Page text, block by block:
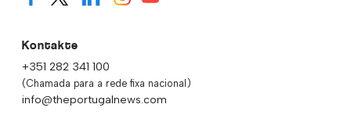
Kontakte
+351 282 341 100
(Chamada para a rede fixa nacional)
info@theportugalnews.com